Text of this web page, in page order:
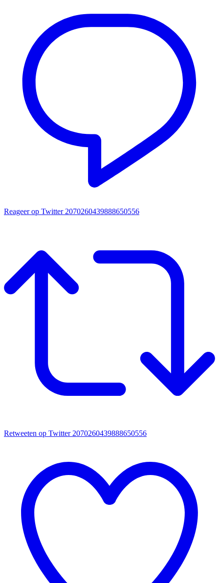
Reageer op Twitter 2070260439888650556
Retweeten op Twitter 2070260439888650556